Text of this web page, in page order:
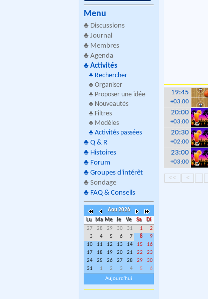
Menu
♣ Discussions
♣ Journal
♣ Membres
♣ Agenda
♣ Activités
♣ Rechercher
♣ Organiser
♣ Proposer une idée
♣ Nouveautés
♣ Filtres
♣ Modèles
♣ Activités passées
♣ Q & R
♣ Histoires
♣ Forum
♣ Groupes d'intérêt
♣ Sondage
♣ FAQ & Conseils
Aou 2026
Lu
Ma Me Je Ve Sa
Di
27
28 29 30 31 1
2
3
4 5 6 7 8
9
10
11 12 13 14 15
16
17
18 19 20 21 22
23
24
25 26 27 28 29
30
31
1 2 3 4 5
6
Aujourd'hui
19:45
+03:00
20:00
+03:00
20:30
+02:00
23:00
+03:00
<< <